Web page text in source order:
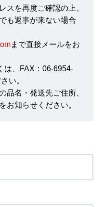
スを再度ご確認の上、
も返事が来ない場合
まで直接メールをお
は、FAX：06-6954-
い。
品名・発送先ご住所、
をお知らせください。